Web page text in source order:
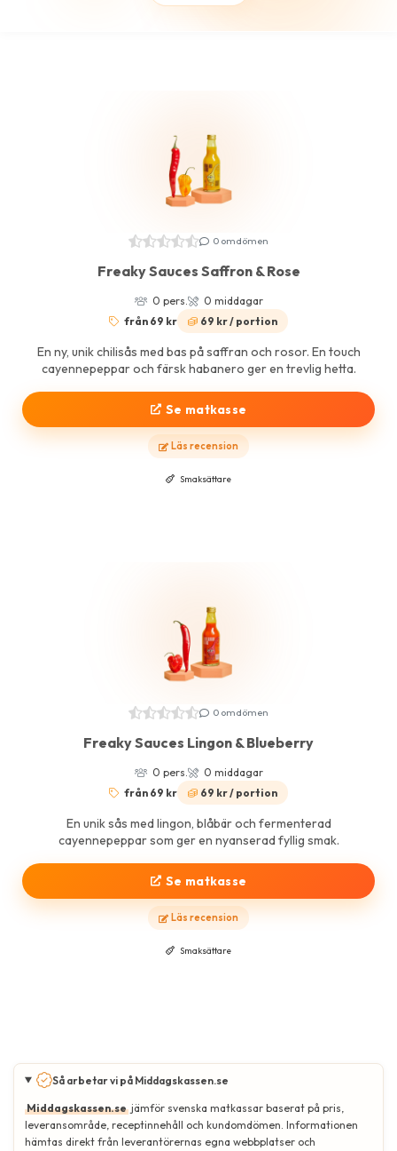
0 omdömen
Freaky Sauces Saffron & Rose
0 pers.
0 middagar
från 69 kr
69 kr / portion
En ny, unik chilisås med bas på saffran och rosor. En touch
cayennepeppar och färsk habanero ger en trevlig hetta.
Se matkasse
Läs recension
Smaksättare
0 omdömen
Freaky Sauces Lingon & Blueberry
0 pers.
0 middagar
från 69 kr
69 kr / portion
En unik sås med lingon, blåbär och fermenterad
cayennepeppar som ger en nyanserad fyllig smak.
Se matkasse
Läs recension
Smaksättare
Så arbetar vi på Middagskassen.se
Middagskassen.se jämför svenska matkassar baserat på pris,
leveransområde, receptinnehåll och kundomdömen. Informationen
hämtas direkt från leverantörernas egna webbplatser och